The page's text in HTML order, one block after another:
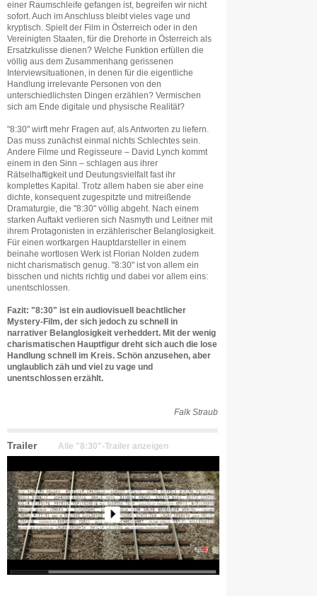
einer Raumschleife gefangen ist, begreifen wir nicht
sofort. Auch im Anschluss bleibt vieles vage und
kryptisch. Spielt der Film in Österreich oder in den
Vereinigten Staaten, für die Drehorte in Österreich als
Ersatzkulisse dienen? Welche Funktion erfüllen die
völlig aus dem Zusammenhang gerissenen
Interviewsituationen, in denen für die eigentliche
Handlung irrelevante Personen von den
unterschiedlichsten Dingen erzählen? Vermischen
sich am Ende digitale und physische Realität?
"8:30" wirft mehr Fragen auf, als Antworten zu liefern.
Das muss zunächst einmal nichts Schlechtes sein.
Andere Filme und Regisseure – David Lynch kommt
einem in den Sinn – schlagen aus ihrer
Rätselhaftigkeit und Deutungsvielfalt fast ihr
komplettes Kapital. Trotz allem haben sie aber eine
dichte, konsequent zugespitzte und mitreißende
Dramaturgie, die "8:30" völlig abgeht. Nach einem
starken Auftakt verlieren sich Nasmyth und Leitner mit
ihrem Protagonisten in erzählerischer Belanglosigkeit.
Für einen wortkargen Hauptdarsteller in einem
beinahe wortlosen Werk ist Florian Nolden zudem
nicht charismatisch genug. "8:30" ist von allem ein
bisschen und nichts richtig und dabei vor allem eins:
unentschlossen.
Fazit: "8:30" ist ein audiovisuell beachtlicher
Mystery-Film, der sich jedoch zu schnell in
narrativer Belanglosigkeit verheddert. Mit der wenig
charismatischen Hauptfigur dreht sich auch die lose
Handlung schnell im Kreis. Schön anzusehen, aber
unglaublich zäh und viel zu vage und
unentschlossen erzählt.
Falk Straub
Trailer Alle "8:30"-Trailer anzeigen